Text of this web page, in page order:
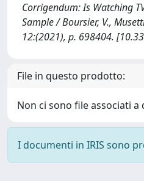
Corrigendum: Is Watching
Sample / Boursier, V.,
12:(2021), p. 698404.
File in questo prodotto:
Non ci sono file associati
I documenti in IRIS sono